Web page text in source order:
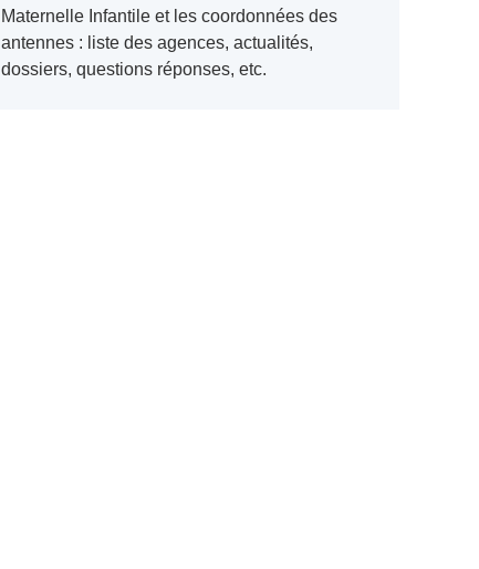
Maternelle Infantile et les coordonnées des
antennes : liste des agences, actualités,
dossiers, questions réponses, etc.